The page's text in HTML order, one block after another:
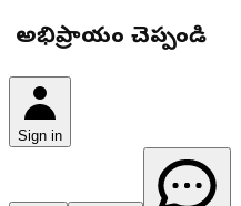
మీ అభిప్రాయం చెప్పండి
Sign in